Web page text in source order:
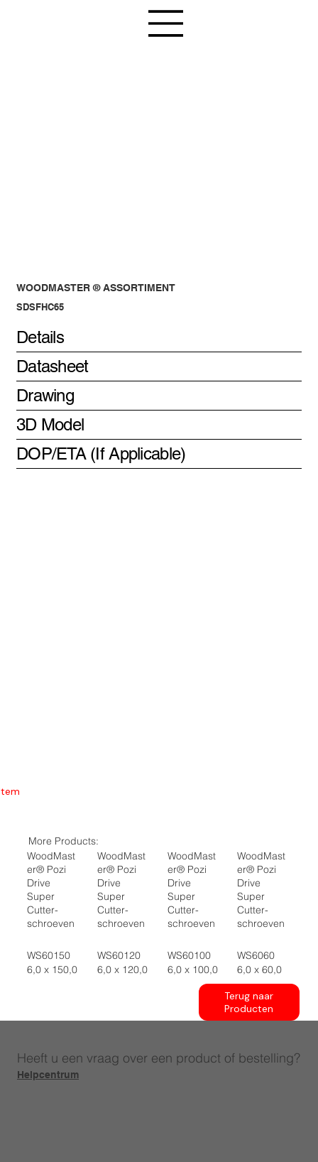
WOODMASTER ® ASSORTIMENT
SDSFHC65
Details
Datasheet
Drawing
3D Model
DOP/ETA (If Applicable)
More Products:
WoodMast
er® Pozi
Drive
Super
Cutter-
schroeven
WS60150
6,0 x 150,0
WoodMast
er® Pozi
Drive
Super
Cutter-
schroeven
WS60120
6,0 x 120,0
WoodMast
er® Pozi
Drive
Super
Cutter-
schroeven
WS60100
6,0 x 100,0
WoodMast
er® Pozi
Drive
Super
Cutter-
schroeven
WS6060
6,0 x 60,0
Terug naar
Producten
Heeft u een vraag over een product of bestelling?
Helpcentrum